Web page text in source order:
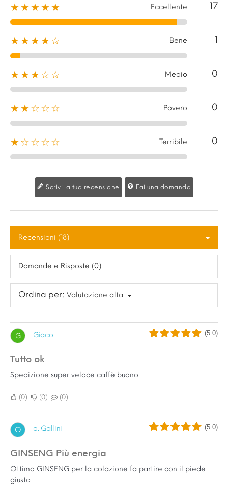
★★★★★ Eccellente 17
★★★★☆ Bene 1
★★★☆☆ Medio 0
★★☆☆☆ Povero 0
★☆☆☆☆ Terribile 0
Scrivi la tua recensione Fai una domanda
Recensioni (18)
Domande e Risposte (0)
Ordina per: Valutazione alta
G Giaco (5.0)
Tutto ok
Spedizione super veloce caffè buono
0 0 0
O o. Gallini (5.0)
GINSENG Più energia
Ottimo GINSENG per la colazione fa partire con il piede
giusto